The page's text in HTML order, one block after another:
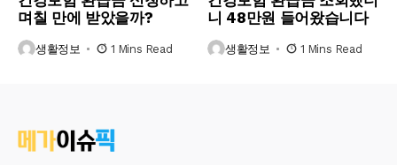
며칠 만에 받았을까?
생활정보 1 Mins Read
니 48만원 들어왔습니다
생활정보 1 Mins Read